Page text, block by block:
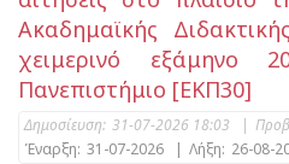
Ακαδημαϊκής
χειμερινό εξάμηνο
Πανεπιστήμιο [ΕΚΠ30]
Δημοσίευση: 31-07-2026 18:03 |
Έναρξη: 31-07-2026 | Λήξη: 26-08-